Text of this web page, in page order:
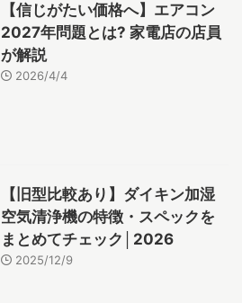
【信じがたい価格へ】エアコン
2027年問題とは? 家電店の店員
が解説
2026/4/4
【旧型比較あり】ダイキン加湿
空気清浄機の特徴・スペックを
まとめてチェック│2026
2025/12/9